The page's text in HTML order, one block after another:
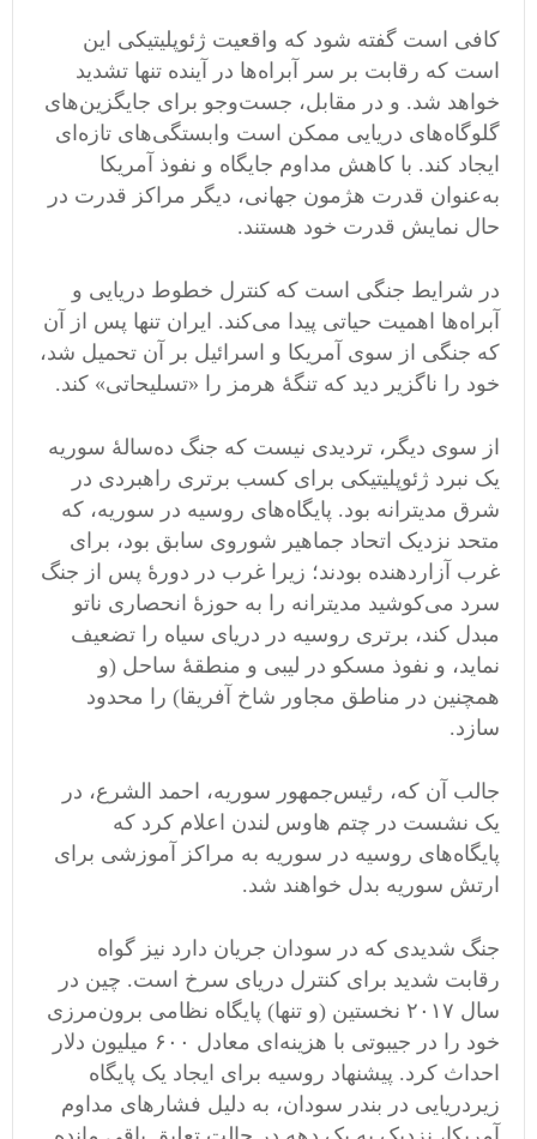
کافی است گفته شود که واقعیت ژئوپلیتیکی این
است که رقابت بر سر آبراه‌ها در آینده تنها تشدید
خواهد شد. و در مقابل، جست‌وجو برای جایگزین‌های
گلوگاه‌های دریایی ممکن است وابستگی‌های تازه‌ای
ایجاد کند. با کاهش مداوم جایگاه و نفوذ آمریکا
به‌عنوان قدرت هژمون جهانی، دیگر مراکز قدرت در
حال نمایش قدرت خود هستند.
در شرایط جنگی است که کنترل خطوط دریایی و
آبراه‌ها اهمیت حیاتی پیدا می‌کند. ایران تنها پس از آن
که جنگی از سوی آمریکا و اسرائیل بر آن تحمیل شد،
خود را ناگزیر دید که تنگهٔ هرمز را «تسلیحاتی» کند.
از سوی دیگر، تردیدی نیست که جنگ ده‌سالهٔ سوریه
یک نبرد ژئوپلیتیکی برای کسب برتری راهبردی در
شرق مدیترانه بود. پایگاه‌های روسیه در سوریه، که
متحد نزدیک اتحاد جماهیر شوروی سابق بود، برای
غرب آزاردهنده بودند؛ زیرا غرب در دورهٔ پس از جنگ
سرد می‌کوشید مدیترانه را به حوزهٔ انحصاری ناتو
مبدل کند، برتری روسیه در دریای سیاه را تضعیف
نماید، و نفوذ مسکو در لیبی و منطقهٔ ساحل (و
همچنین در مناطق مجاور شاخ آفریقا) را محدود
سازد.
جالب آن که، رئیس‌جمهور سوریه، احمد الشرع، در
یک نشست در چتم هاوس لندن اعلام کرد که
پایگاه‌های روسیه در سوریه به مراکز آموزشی برای
ارتش سوریه بدل خواهند شد.
جنگ شدیدی که در سودان جریان دارد نیز گواه
رقابت شدید برای کنترل دریای سرخ است. چین در
سال ۲۰۱۷ نخستین (و تنها) پایگاه نظامی برون‌مرزی
خود را در جیبوتی با هزینه‌ای معادل ۶۰۰ میلیون دلار
احداث کرد. پیشنهاد روسیه برای ایجاد یک پایگاه
زیردریایی در بندر سودان، به دلیل فشارهای مداوم